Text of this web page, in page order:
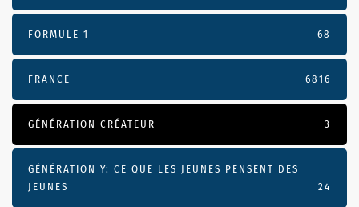
FORMULE 1 68
FRANCE 6816
GÉNÉRATION CRÉATEUR 3
GÉNÉRATION Y: CE QUE LES JEUNES PENSENT DES
JEUNES
24